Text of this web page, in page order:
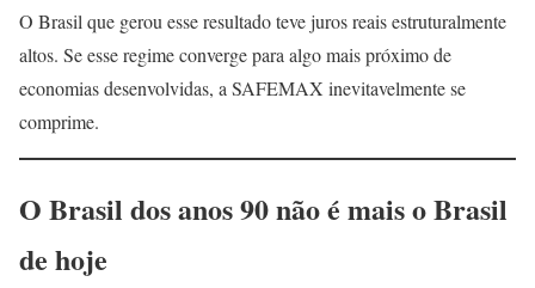
O Brasil que gerou esse resultado teve juros reais estruturalmente
altos. Se esse regime converge para algo mais próximo de
economias desenvolvidas, a SAFEMAX inevitavelmente se
comprime.
O Brasil dos anos 90 não é mais o Brasil
de hoje